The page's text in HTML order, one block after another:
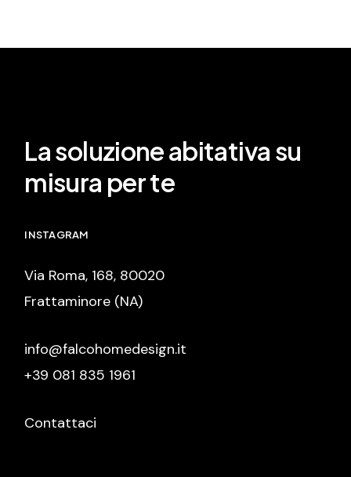
La soluzione abitativa su
misura per te
INSTAGRAM
Via Roma, 168, 80020
Frattaminore (NA)
info@falcohomedesign.it
+39 081 835 1961
Contattaci